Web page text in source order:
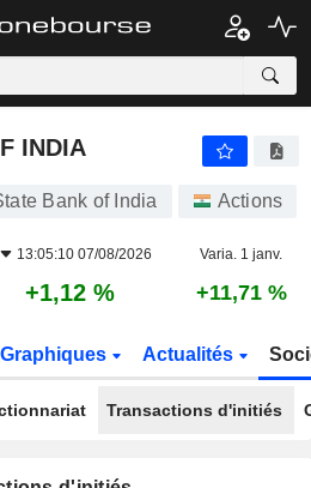
INDIA
Bank of India Actions
13:05:10 07/08/2026 Varia. 1 janv.
+1,12 % +11,71 %
Graphiques Actualités
Transactions d'initiés